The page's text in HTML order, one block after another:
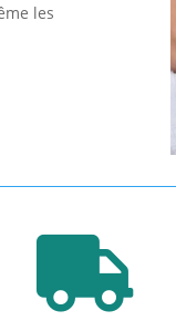
les
